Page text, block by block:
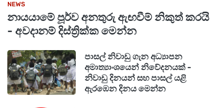
NEWS
නායයාමේ පූර්ව අනතුරු ඇඟවීම් නිකුත් කරයි
- අවදානම් දිස්ත්‍රික්ක මෙන්න
පාසල් නිවාඩු ගැන අධ්‍යාපන
අමාත්‍යාංශයෙන් නිවේදනයක් -
නිවාඩු දිනයන් සහ පාසල් යළි
ඇරඹෙන දිනය මෙන්න